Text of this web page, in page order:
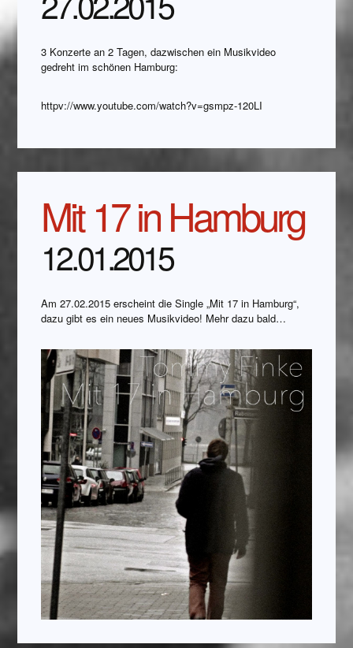
3 Konzerte an 2 Tagen, dazwischen ein Musikvideo
gedreht im schönen Hamburg:
httpv://www.youtube.com/watch?v=gsmpz-120LI
Mit 17 in Hamburg
12.01.2015
Am 27.02.2015 erscheint die Single „Mit 17 in Hamburg“,
dazu gibt es ein neues Musikvideo! Mehr dazu bald…